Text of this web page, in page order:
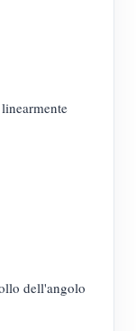
dell'angolo